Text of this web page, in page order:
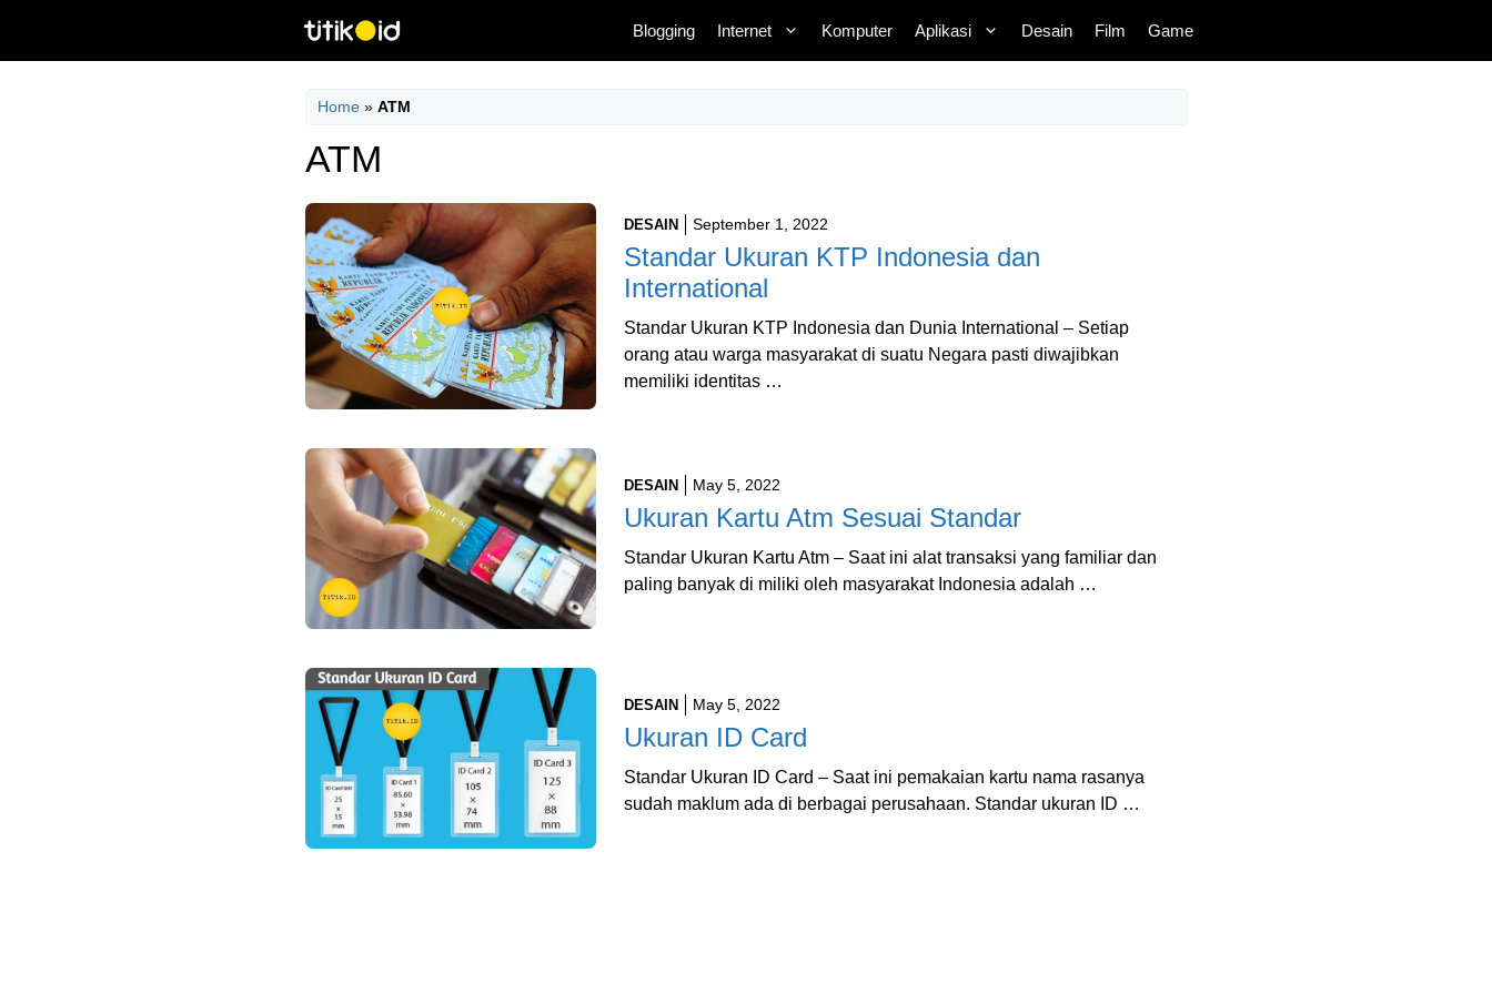
content
Blogging Internet Komputer Aplikasi Desain Film Game
Home» ATM
ATM
DESAIN September 1, 2022
Standar Ukuran KTP Indonesia dan
International
Standar Ukuran KTP Indonesia dan Dunia International – Setiap
orang atau warga masyarakat di suatu Negara pasti diwajibkan
memiliki identitas …
DESAIN May 5, 2022
Ukuran Kartu Atm Sesuai Standar
Standar Ukuran Kartu Atm – Saat ini alat transaksi yang familiar dan
paling banyak di miliki oleh masyarakat Indonesia adalah …
DESAIN May 5, 2022
Ukuran ID Card
Standar Ukuran ID Card – Saat ini pemakaian kartu nama rasanya
sudah maklum ada di berbagai perusahaan. Standar ukuran ID …